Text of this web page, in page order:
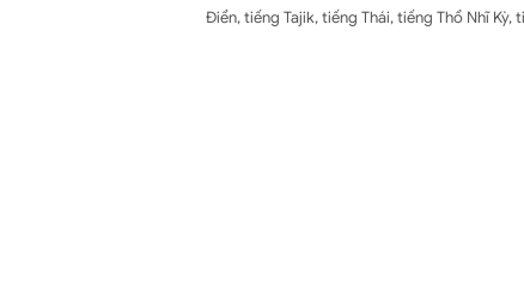
Điển, tiếng Tajik, tiếng Thái, tiếng Thổ Nhĩ Kỳ,